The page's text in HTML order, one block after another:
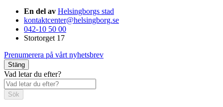
En del av Helsingborgs stad
kontaktcenter@helsingborg.se
042-10 50 00
Stortorget 17
Prenumerera på vårt nyhetsbrev
Stäng
Vad letar du efter?
Sök